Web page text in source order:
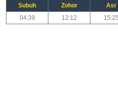
Subuh Zohor Asr
04:39
12:12 15:25